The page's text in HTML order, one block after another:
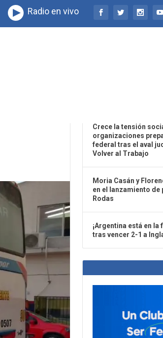
Radio en vivo
Crece la tensión
organizaciones
federal tras el aval
Volver al Trabajo
Moria Casán y
en el lanzamiento de
Rodas
¡Argentina está en la
tras vencer 2-1 a